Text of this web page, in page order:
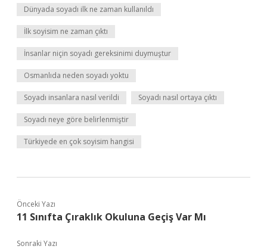
Dünyada soyadı ilk ne zaman kullanıldı
İlk soyisim ne zaman çıktı
İnsanlar niçin soyadı gereksinimi duymuştur
Osmanlıda neden soyadı yoktu
Soyadı insanlara nasıl verildi Soyadı nasıl ortaya çıktı
Soyadı neye göre belirlenmiştir
Türkiyede en çok soyisim hangisi
Önceki Yazı
11 Sınıfta Çıraklık Okuluna Geçiş Var Mı
Sonraki Yazı